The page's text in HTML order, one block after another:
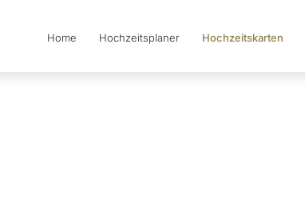
Home Hochzeitsplaner Hochzeitskarten